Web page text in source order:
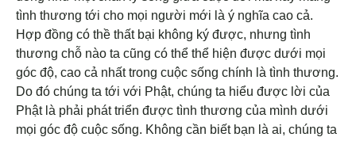
tình thương tới cho mọi người mới là ý nghĩa cao cả.
Hợp đồng có thề thất bại không ký được, nhưng tình
thương chỗ nào ta cũng có thể thể hiện được dưới mọi
góc độ, cao cả nhất trong cuộc sống chính là tình thương.
Do đó chúng ta tới với Phật, chúng ta hiểu được lời của
Phật là phải phát triển được tình thương của mình dưới
mọi góc độ cuộc sống. Không cần biết bạn là ai, chúng ta